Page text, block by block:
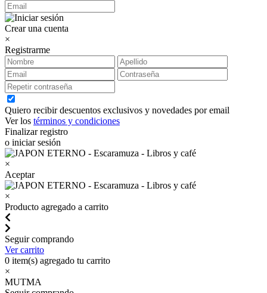
Crear una cuenta
×
Registrarme
Quiero recibir descuentos exclusivos y novedades por email
Ver los términos y condiciones
Finalizar registro
o iniciar sesión
×
Aceptar
×
Producto agregado a carrito
Seguir comprando
Ver carrito
0 item(s) agregado tu carrito
×
MUTMA